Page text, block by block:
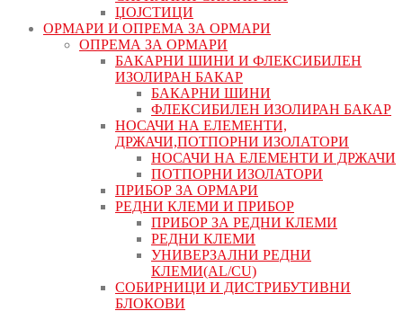
ЏОЈСТИЦИ
ОРМАРИ И ОПРЕМА ЗА ОРМАРИ
ОПРЕМА ЗА ОРМАРИ
БАКАРНИ ШИНИ И ФЛЕКСИБИЛЕН
ИЗОЛИРАН БАКАР
БАКАРНИ ШИНИ
ФЛЕКСИБИЛЕН ИЗОЛИРАН БАКАР
НОСАЧИ НА ЕЛЕМЕНТИ,
ДРЖАЧИ,ПОТПОРНИ ИЗОЛАТОРИ
НОСАЧИ НА ЕЛЕМЕНТИ И ДРЖАЧИ
ПОТПОРНИ ИЗОЛАТОРИ
ПРИБОР ЗА ОРМАРИ
РЕДНИ КЛЕМИ И ПРИБОР
ПРИБОР ЗА РЕДНИ КЛЕМИ
РЕДНИ КЛЕМИ
УНИВЕРЗАЛНИ РЕДНИ
КЛЕМИ(AL/CU)
СОБИРНИЦИ И ДИСТРИБУТИВНИ
БЛОКОВИ